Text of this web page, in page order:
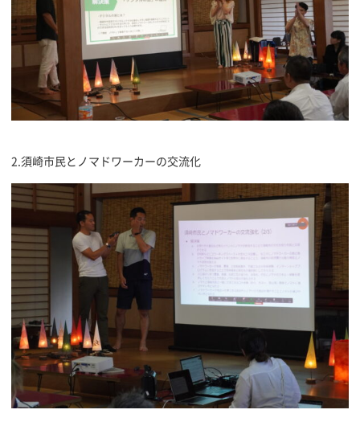
2.須崎市民とノマドワーカーの交流化